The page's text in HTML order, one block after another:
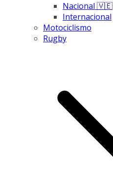
Nacional 🇻🇪
Internacional
Motociclismo
Rugby